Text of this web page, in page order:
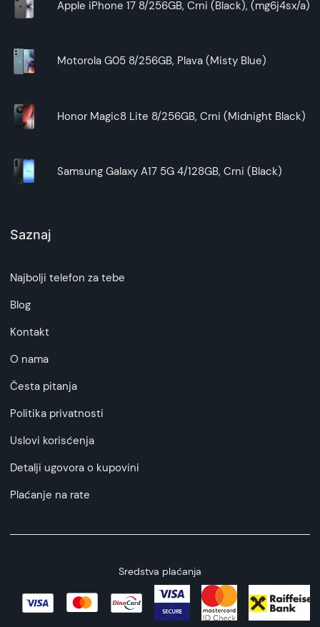
Apple iPhone 17 8/256GB, Crni (Black), (mg6j4sx/a)
Motorola G05 8/256GB, Plava (Misty Blue)
Honor Magic8 Lite 8/256GB, Crni (Midnight Black)
Samsung Galaxy A17 5G 4/128GB, Crni (Black)
Saznaj
Najbolji telefon za tebe
Blog
Kontakt
O nama
Česta pitanja
Politika privatnosti
Uslovi korisćenja
Detalji ugovora o kupovini
Plaćanje na rate
Sredstva plaćanja